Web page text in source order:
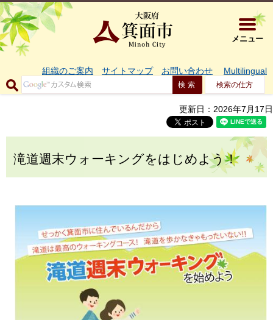
大阪府箕
メニュー
組織のご案内 サイトマップ お問い合わせ Multilingual
検索の仕方
更新日：2026年7月17日
滝道週末ウォーキングをはじめよう！